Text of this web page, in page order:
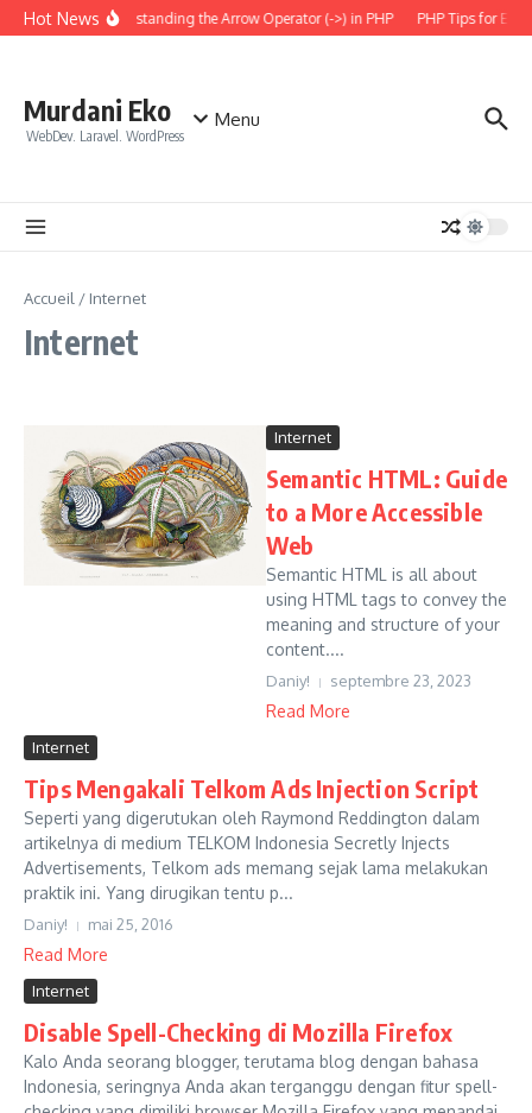
Aller au contenu
Hot NewsUnderstanding the Arrow Operator (->) in PHP PHP Tips for
Murdani Eko
WebDev. Laravel. WordPress
Menu
Accueil / Internet
Internet
Internet
Semantic HTML: Guide
to a More Accessible
Web
Semantic HTML is all about
using HTML tags to convey the
meaning and structure of your
content....
Daniy! septembre 23, 2023
Read More
Internet
Tips Mengakali Telkom Ads Injection Script
Seperti yang digerutukan oleh Raymond Reddington dalam
artikelnya di medium TELKOM Indonesia Secretly Injects
Advertisements, Telkom ads memang sejak lama melakukan
praktik ini. Yang dirugikan tentu p...
Daniy! mai 25, 2016
Read More
Internet
Disable Spell-Checking di Mozilla Firefox
Kalo Anda seorang blogger, terutama blog dengan bahasa
Indonesia, seringnya Anda akan terganggu dengan fitur spell-